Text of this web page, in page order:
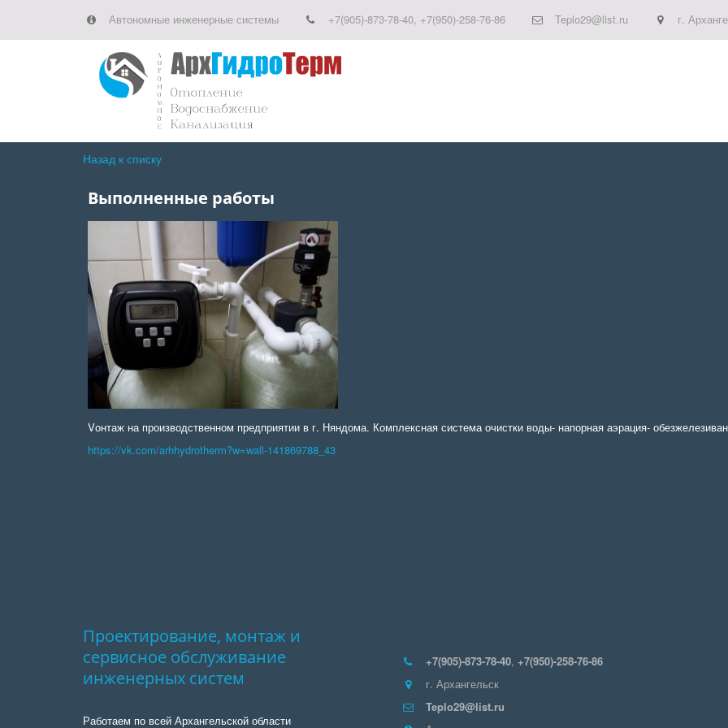
Автономные инженерные системы +7(905)-873-78-40, +7(950)-258-76-86 Teplo29@list.ru г.
Назад к списку
Выполненные работы
Vонтаж на производственном предприятии в г. Няндома. Комплексная система очистки воды- напорная аэрация-
https://vk.com/arhhydrotherm?w=wall-141869788_43
Проектирование, монтаж и
сервисное обслуживание
инженерных систем
Работаем по всей Архангельской области
+7(905)-873-78-40, +7(950)-258-76-86
г. Архангельск
Teplo29@list.ru